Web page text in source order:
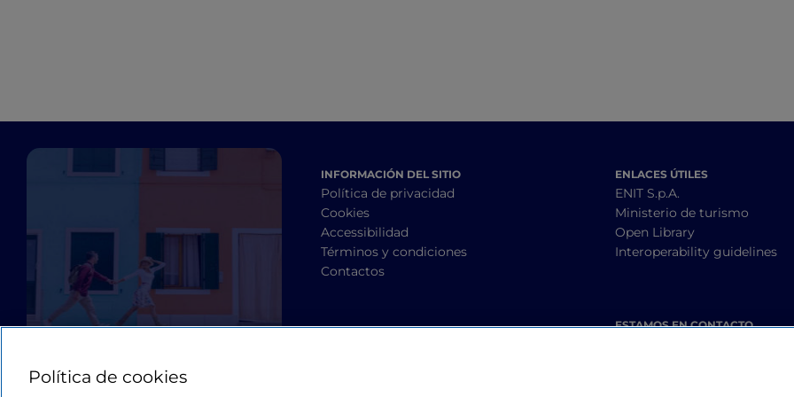
INFORMACIÓN DEL SITIO
Política de privacidad
Cookies
Accessibilidad
Términos y condiciones
Contactos
ENLACES ÚTILES
ENIT S.p.A.
Ministerio de turismo
Open Library
Interoperability guidelines
ESTAMOS EN CONTACTO
Política de cookies